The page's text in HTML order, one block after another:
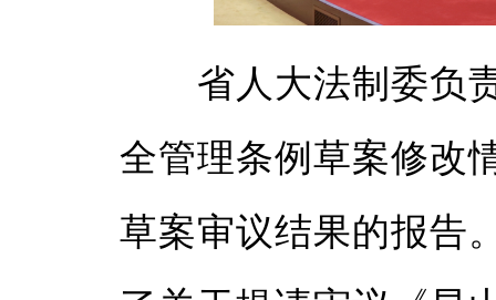
省人大法制委负责
全管理条例草案修改
草案审议结果的报告